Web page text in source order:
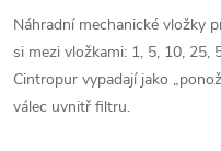
Náhradní mechanické vložky
si mezi vložkami: 1, 5, 10,
Cintropur vypadají jako
válec uvnitř filtru.